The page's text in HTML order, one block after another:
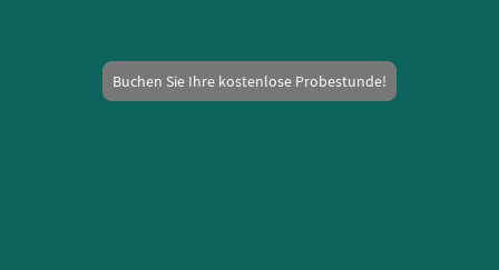
Buchen Sie Ihre kostenlose Probestunde!